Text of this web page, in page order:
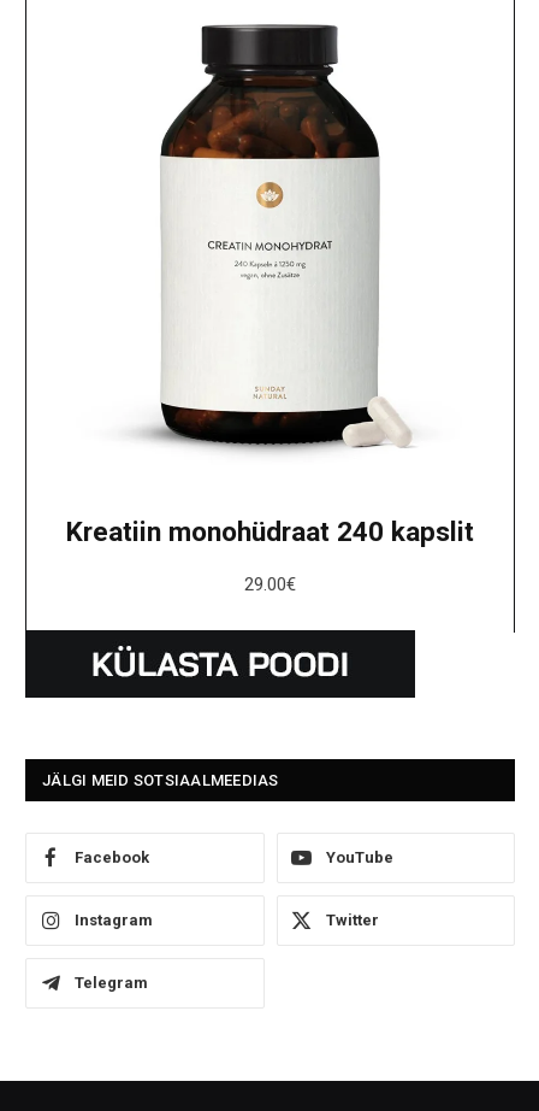
Kreatiin monohüdraat 240 kapslit
29.00€
JÄLGI MEID SOTSIAALMEEDIAS
Facebook YouTube
Instagram Twitter
Telegram